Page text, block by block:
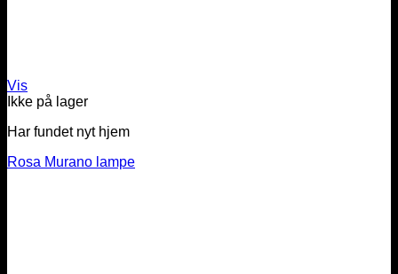
Vis
Ikke på lager
Har fundet nyt hjem
Rosa Murano lampe